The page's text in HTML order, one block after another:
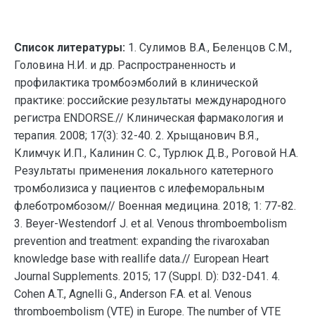
Список литературы: 1. Сулимов В.А., Беленцов С.М.,
Головина Н.И. и др. Распространенность и
профилактика тромбоэмболий в клинической
практике: российские результаты международного
регистра ENDORSE.// Клиническая фармакология и
терапия. 2008; 17(3): 32-40. 2. Хрыщанович В.Я.,
Климчук И.П., Калинин С. С., Турлюк Д.В., Роговой Н.А.
Результаты применения локального катетерного
тромболизиса у пациентов с илефеморальным
флеботромбозом// Военная медицина. 2018; 1: 77-82.
3. Beyer-Westendorf J. et al. Venous thromboembolism
prevention and treatment: expanding the rivaroxaban
knowledge base with reallife data.// European Heart
Journal Supplements. 2015; 17 (Suppl. D): D32-D41. 4.
Cohen A.T., Agnelli G., Anderson F.A. et al. Venous
thromboembolism (VTE) in Europe. The number of VTE